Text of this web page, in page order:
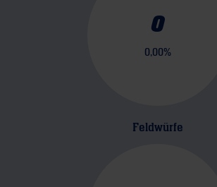
0
0,00%
Feldwürfe